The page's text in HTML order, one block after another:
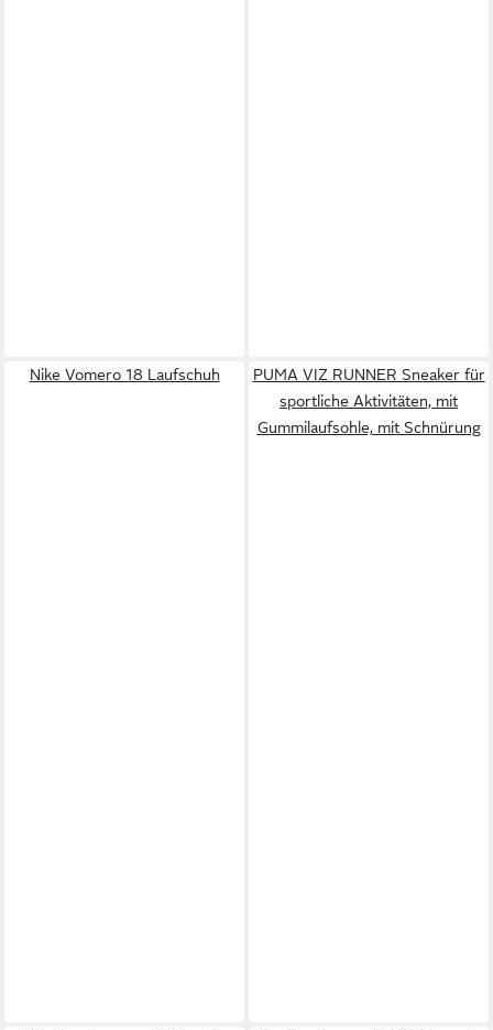
Nike Vomero 18 Laufschuh
PUMA VIZ RUNNER Sneaker für
sportliche Aktivitäten, mit
Gummilaufsohle, mit Schnürung